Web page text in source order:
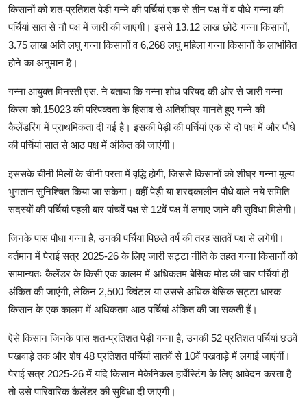
किसानों को शत-प्रतिशत पेड़ी गन्ने की पर्चियां एक से तीन पक्ष में व पौधे गन्ना की
पर्चियां सात से नौ पक्ष में जारी की जाएंगी। इससे 13.12 लाख छोटे गन्ना किसानों,
3.75 लाख अति लघु गन्ना किसानों व 6,268 लघु महिला गन्ना किसानों के लाभांवित
होने का अनुमान है।
गन्ना आयुक्त मिनस्ती एस. ने बताया कि गन्ना शोध परिषद की ओर से जारी गन्ना
किस्म को.15023 की परिपक्वता के हिसाब से अतिशीघ्र मानते हुए गन्ने की
कैलेंडरिंग में प्राथमिकता दी गई है। इसकी पेड़ी की पर्चियां एक से दो पक्ष में और पौधे
की पर्चियां सात से आठ पक्ष में अंकित की जाएंगी।
इससके चीनी मिलों के चीनी परता में वृद्धि होगी, जिससे किसानों को शीघ्र गन्ना मूल्य
भुगतान सुनिश्चित किया जा सकेगा। वहीं पेड़ी या शरदकालीन पौधे वाले नये समिति
सदस्यों की पर्चियां पहली बार पांचवें पक्ष से 12वें पक्ष में लगाए जाने की सुविधा मिलेगी।
जिनके पास पौधा गन्ना है, उनकी पर्चियां पिछले वर्ष की तरह सातवें पक्ष से लगेगीं।
वर्तमान में पेराई सत्र 2025-26 के लिए जारी सट्टा नीति के तहत गन्ना किसानों को
सामान्यतः कैलेंडर के किसी एक कालम में अधिकतम बेसिक मोड की चार पर्चियां ही
अंकित की जाएंगी, लेकिन 2,500 क्विंटल या उससे अधिक बेसिक सट्टा धारक
किसान के एक कालम में अधिकतम आठ पर्चियां अंकित की जा सकती हैं।
ऐसे किसान जिनके पास शत-प्रतिशत पेड़ी गन्ना है, उनकी 52 प्रतिशत पर्चियां छठवें
पखवाड़े तक और शेष 48 प्रतिशत पर्चियां सातवें से 10वें पखवाड़े में लगाई जाएंगीं।
पेराई सत्र 2025-26 में यदि किसान मेकेनिकल हार्वेस्टिंग के लिए आवेदन करता है
तो उसे पारिवारिक कैलेंडर की सुविधा दी जाएगी।